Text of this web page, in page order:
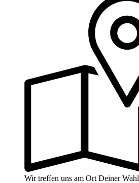
Wir treffen uns am Ort Deiner Wahl